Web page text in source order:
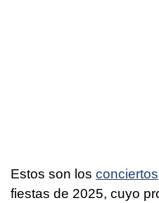
Estos son los conciertos
fiestas de 2025, cuyo